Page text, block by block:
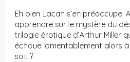
Eh bien Lacan s’en préoccupe.
apprendre sur le mystère du
trilogie érotique d’Arthur Miller
échoue lamentablement alors
soit ?